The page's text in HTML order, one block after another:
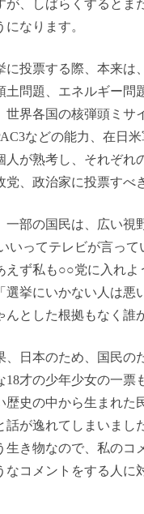
が、しばらくするとま
になります。
に投票する際、本来は
土問題、エネルギー問
世界各国の核弾頭ミサ
などの能力、在日
人が熟考し、それぞれ
党、政治家に投票すべ
一部の国民は、広い視
いってテレビが言っ
えず私も○○党に入れ
選挙にいかない人は悪
んとした根拠もなく誰
、日本のため、国民の
18才の少年少女の一票
歴史の中から生まれた
話が逸れてしまいまし
生き物なので、私のコ
なコメントをする人に